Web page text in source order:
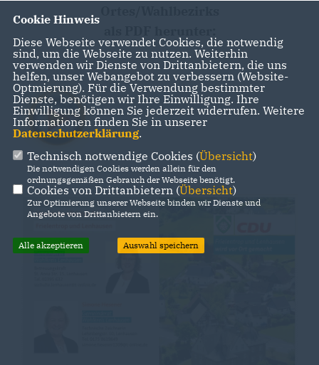
Cookie Hinweis
Diese Webseite verwendet Cookies, die notwendig
sind, um die Webseite zu nutzen. Weiterhin
verwenden wir Dienste von Drittanbietern, die uns
helfen, unser Webangebot zu verbessern (Website-
Optmierung). Für die Verwendung bestimmter
Dienste, benötigen wir Ihre Einwilligung. Ihre
Einwilligung können Sie jederzeit widerrufen. Weitere
Informationen finden Sie in unserer
Datenschutzerklärung.
Technisch notwendige Cookies (Übersicht)
Die notwendigen Cookies werden allein für den
ordnungsgemäßen Gebrauch der Webseite benötigt.
Cookies von Drittanbietern (Übersicht)
Zur Optimierung unserer Webseite binden wir Dienste und
Angebote von Drittanbietern ein.
Alle akzeptieren Auswahl speichern